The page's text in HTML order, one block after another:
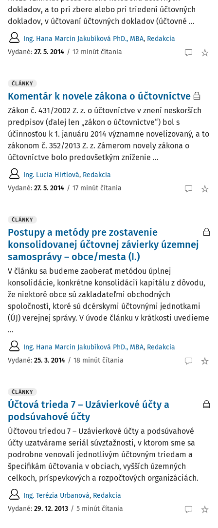
dokladov, a to pri zbere alebo pri triedení účtovných
dokladov, v účtovaní účtovných dokladov (účtovné ...
Ing. Hana Marcin Jakubíková PhD., MBA, Redakcia
Vydané: 27. 5. 2014 / 12 minút čítania
ČLÁNKY
Komentár k novele zákona o účtovníctve
Zákon č. 431/2002 Z. z. o účtovníctve v znení neskorších
predpisov (ďalej len „zákon o účtovníctve“) bol s
účinnosťou k 1. januáru 2014 významne novelizovaný, a to
zákonom č. 352/2013 Z. z. Zámerom novely zákona o
účtovníctve bolo predovšetkým zníženie ...
Ing. Lucia Hirtlová, Redakcia
Vydané: 27. 5. 2014 / 17 minút čítania
ČLÁNKY
Postupy a metódy pre zostavenie
konsolidovanej účtovnej závierky územnej
samosprávy – obce/mesta (I.)
V článku sa budeme zaoberať metódou úplnej
konsolidácie, konkrétne konsolidácií kapitálu z dôvodu,
že niektoré obce sú zakladateľmi obchodných
spoločností, ktoré sú dcérskymi účtovnými jednotkami
(ÚJ) verejnej správy. V úvode článku v krátkosti uvedieme
...
Ing. Hana Marcin Jakubíková PhD., MBA, Redakcia
Vydané: 25. 3. 2014 / 18 minút čítania
ČLÁNKY
Účtová trieda 7 – Uzávierkové účty a
podsúvahové účty
Účtovou triedou 7 – Uzávierkové účty a podsúvahové
účty uzatvárame seriál súvzťažnosti, v ktorom sme sa
podrobne venovali jednotlivým účtovným triedam a
špecifikám účtovania v obciach, vyšších územných
celkoch, príspevkových a rozpočtových organizáciách.
Ing. Terézia Urbanová, Redakcia
Vydané: 29. 12. 2013 / 5 minút čítania